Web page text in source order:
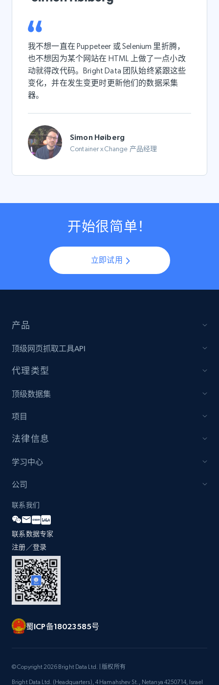
我不想一直在 Puppeteer 或 Selenium 里折腾，
也不想因为某个网站在 HTML 上做了一点小改
动就得改代码。Bright Data 团队始终紧跟这些
变化，并在发生变更时更新他们的数据采集
器。
Simon Høiberg
Container xChange 产品经理
开始很简单！
立即试用
产品
顶级网页抓取工具API
代理类型
顶级数据集
项目
法律信息
学习中心
公司
联系我们
联系数据专家
注册／登录
蜀ICP备18023585号
© Copyright 2026 Bright Data Ltd. | 版权所有
Bright Data Ltd. (Headquarters), 4 Hamahshev St., Netanya 4250714, Israel